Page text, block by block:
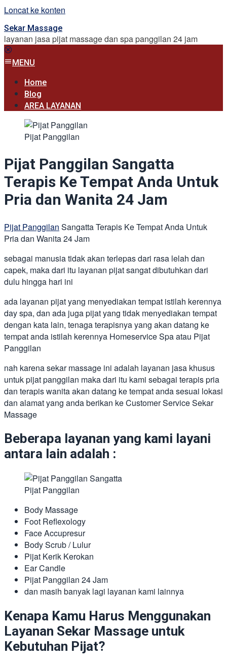
Loncat ke konten
Sekar Massage
layanan jasa pijat massage dan spa panggilan 24 jam
MENU
Home
Blog
AREA LAYANAN
Pijat Panggilan
Pijat Panggilan Sangatta
Terapis Ke Tempat Anda Untuk
Pria dan Wanita 24 Jam
Pijat Panggilan Sangatta Terapis Ke Tempat Anda Untuk
Pria dan Wanita 24 Jam
sebagai manusia tidak akan terlepas dari rasa lelah dan
capek, maka dari itu layanan pijat sangat dibutuhkan dari
dulu hingga hari ini
ada layanan pijat yang menyediakan tempat istilah kerennya
day spa, dan ada juga pijat yang tidak menyediakan tempat
dengan kata lain, tenaga terapisnya yang akan datang ke
tempat anda istilah kerennya Homeservice Spa atau Pijat
Panggilan
nah karena sekar massage ini adalah layanan jasa khusus
untuk pijat panggilan maka dari itu kami sebagai terapis pria
dan terapis wanita akan datang ke tempat anda sesuai lokasi
dan alamat yang anda berikan ke Customer Service Sekar
Massage
Beberapa layanan yang kami layani
antara lain adalah :
Pijat Panggilan
Body Massage
Foot Reflexology
Face Accupresur
Body Scrub / Lulur
Pijat Kerik Kerokan
Ear Candle
Pijat Panggilan 24 Jam
dan masih banyak lagi layanan kami lainnya
Kenapa Kamu Harus Menggunakan
Layanan Sekar Massage untuk
Kebutuhan Pijat?